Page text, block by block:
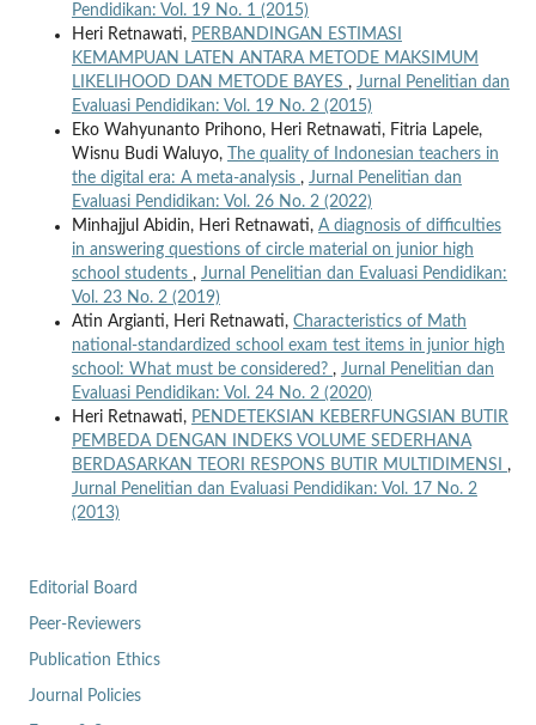
Pendidikan: Vol. 19 No. 1 (2015)
Heri Retnawati, PERBANDINGAN ESTIMASI
KEMAMPUAN LATEN ANTARA METODE MAKSIMUM
LIKELIHOOD DAN METODE BAYES , Jurnal Penelitian dan
Evaluasi Pendidikan: Vol. 19 No. 2 (2015)
Eko Wahyunanto Prihono, Heri Retnawati, Fitria Lapele,
Wisnu Budi Waluyo,
The quality of Indonesian teachers in
the digital era: A meta-analysis , Jurnal Penelitian dan
Evaluasi Pendidikan: Vol. 26 No. 2 (2022)
Minhajjul Abidin, Heri Retnawati, A diagnosis of difficulties
in answering questions of circle material on junior high
school students , Jurnal Penelitian dan Evaluasi Pendidikan:
Vol. 23 No. 2 (2019)
Atin Argianti, Heri Retnawati, Characteristics of Math
national-standardized school exam test items in junior high
school: What must be considered? , Jurnal Penelitian dan
Evaluasi Pendidikan: Vol. 24 No. 2 (2020)
Heri Retnawati, PENDETEKSIAN KEBERFUNGSIAN BUTIR
PEMBEDA DENGAN INDEKS VOLUME SEDERHANA
BERDASARKAN TEORI RESPONS BUTIR MULTIDIMENSI ,
Jurnal Penelitian dan Evaluasi Pendidikan: Vol. 17 No. 2
(2013)
Editorial Board
Peer-Reviewers
Publication Ethics
Journal Policies